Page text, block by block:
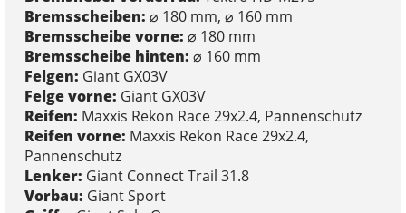
Bremsscheiben: ⌀ 180 mm, ⌀ 160 mm
Bremsscheibe vorne: ⌀ 180 mm
Bremsscheibe hinten: ⌀ 160 mm
Felgen: Giant GX03V
Felge vorne: Giant GX03V
Reifen: Maxxis Rekon Race 29x2.4, Pannenschutz
Reifen vorne: Maxxis Rekon Race 29x2.4,
Pannenschutz
Lenker: Giant Connect Trail 31.8
Vorbau: Giant Sport